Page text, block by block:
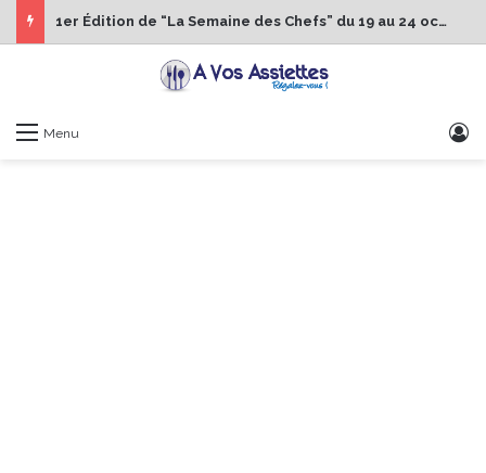
1er Édition de “La Semaine des Chefs” du 19 au 24 octobre 2026
Menu